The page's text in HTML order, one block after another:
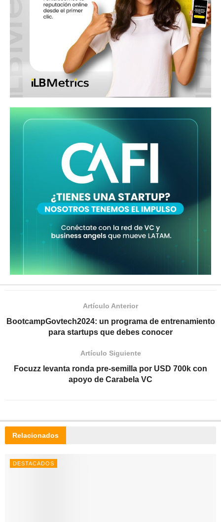
Artículo Anterior
BootcampGovtech2024: un programa de entrenamiento
para startups que debes conocer
Artículo Siguiente
Focuzz levanta ronda pre-semilla por USD 700k con
apoyo de Carabela VC
Relacionados
DESTACADOS